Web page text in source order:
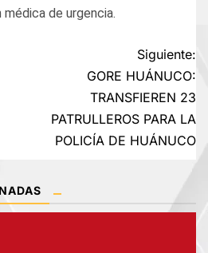
médica de urgencia.
Siguiente:
GORE HUÁNUCO:
TRANSFIEREN 23
PATRULLEROS PARA LA
POLICÍA DE HUÁNUCO